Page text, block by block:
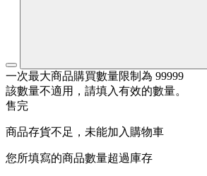
一次最大商品購買數量限制為 99999
該數量不適用，請填入有效的數量。
售完
商品存貨不足，未能加入購物車
您所填寫的商品數量超過庫存